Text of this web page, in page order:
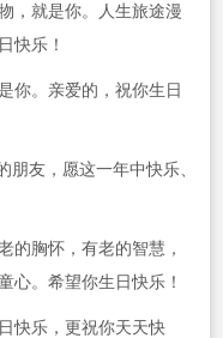
，就是你。人生旅途漫
快乐！
你。亲爱的，祝你生日
朋友，愿这一年中快乐、
的胸怀，有老的智慧，
心。希望你生日快乐！
快乐，更祝你天天快